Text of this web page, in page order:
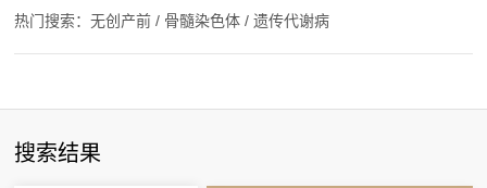
热门搜索：无创产前 / 骨髓染色体 /遗传代谢病
搜索结果